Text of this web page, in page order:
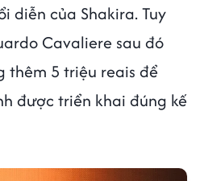
diễn của Shakira. Tuy
Cavaliere sau đó
thêm 5 triệu reais để
được triển khai đúng kế